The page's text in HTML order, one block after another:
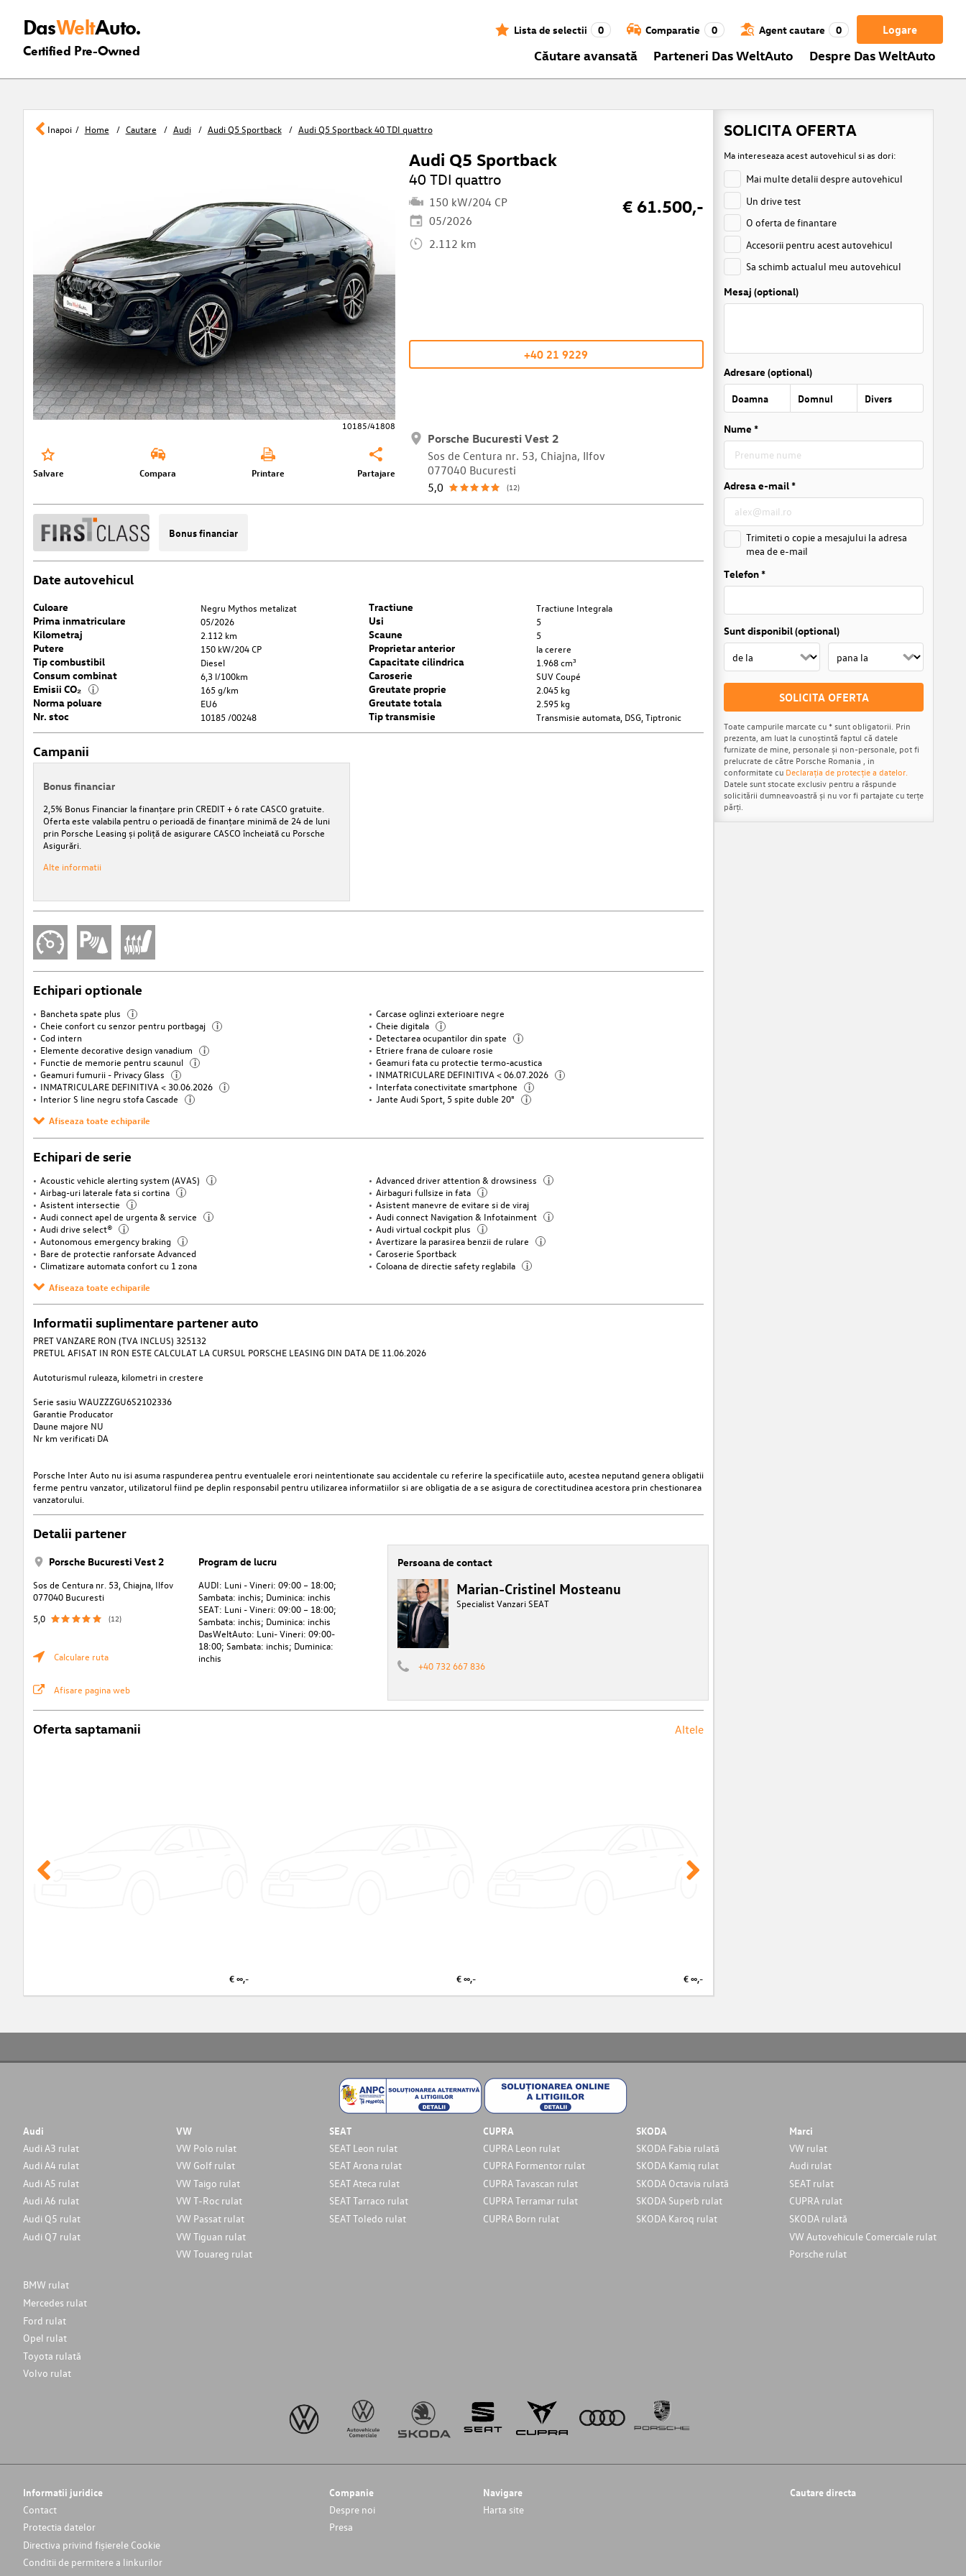
DasWeltAuto.
Certified Pre-Owned
Logare
Lista de selectii 0 Comparatie 0 Agent cautare 0
Căutare avansată Parteneri Das WeltAuto Despre Das WeltAuto
Inapoi Home Cautare Audi Audi Q5 Sportback Audi Q5 Sportback 40 TDI quattro
10185/41808
Audi Q5 Sportback
40 TDI quattro
150 kW/204 CP
05/2026
2.112 km
€ 61.500,-
+40 21 9229
Porsche Bucuresti Vest 2
Sos de Centura nr. 53, Chiajna, Ilfov
077040 Bucuresti
5,0
(12)
Salvare Compara Printare Partajare
Bonus financiar
Date autovehicul
Culoare Negru Mythos metalizat
Prima inmatriculare 05/2026
Kilometraj 2.112 km
Putere 150 kW/204 CP
Tip combustibil Diesel
Consum combinat 6,3 l/100km
Emisii CO₂ i 165 g/km
Norma poluare EU6
Nr. stoc 10185 /00248
Tractiune Tractiune Integrala
Usi 5
Scaune 5
Proprietar anterior la cerere
Capacitate cilindrica 1.968 cm³
Caroserie SUV Coupé
Greutate proprie 2.045 kg
Greutate totala 2.595 kg
Tip transmisie Transmisie automata, DSG, Tiptronic
Campanii
Bonus financiar
2,5% Bonus Financiar la finanțare prin CREDIT + 6 rate CASCO gratuite.
Oferta este valabila pentru o perioadă de finanțare minimă de 24 de luni
prin Porsche Leasing și poliță de asigurare CASCO încheiată cu Porsche
Asigurări.
Alte informatii
Echipari optionale
Bancheta spate plus i
Carcase oglinzi exterioare negre
Cheie confort cu senzor pentru portbagaj
i Cheie digitala i
Cod intern Detectarea ocupantilor din spate i
Elemente decorative design vanadium i
Etriere frana de culoare rosie
Functie de memorie pentru scaunul
i
Geamuri fata cu protectie termo-acustica
Geamuri fumurii - Privacy Glass
i INMATRICULARE DEFINITIVA < 06.07.2026 i
INMATRICULARE DEFINITIVA < 30.06.2026 i Interfata conectivitate smartphone i
Interior S line negru stofa Cascade i Jante Audi Sport, 5 spite duble 20" i
Afiseaza toate echiparile
Echipari de serie
Acoustic vehicle alerting system (AVAS) i Advanced driver attention & drowsiness i
Airbag-uri laterale fata si cortina i Airbaguri fullsize in fata i
Asistent intersectie i
Asistent manevre de evitare si de viraj
Audi connect apel de urgenta & service
i Audi connect Navigation & Infotainment i
Audi drive select® i Audi virtual cockpit plus i
Autonomous emergency braking i Avertizare la parasirea benzii de rulare i
Bare de protectie ranforsate Advanced
Caroserie Sportback
Climatizare automata confort cu 1 zona
Coloana de directie safety reglabila i
Afiseaza toate echiparile
Informatii suplimentare partener auto
PRET VANZARE RON (TVA INCLUS) 325132
PRETUL AFISAT IN RON ESTE CALCULAT LA CURSUL PORSCHE LEASING DIN DATA DE 11.06.2026
Autoturismul ruleaza, kilometri in crestere
Serie sasiu WAUZZZGU6S2102336
Garantie Producator
Daune majore NU
Nr km verificati DA
Porsche Inter Auto nu isi asuma raspunderea pentru eventualele erori neintentionate sau accidentale cu referire la specificatiile auto, acestea neputand genera obligatii
ferme pentru vanzator, utilizatorul fiind pe deplin responsabil pentru utilizarea informatiilor si are obligatia de a se asigura de corectitudinea acestora prin chestionarea
vanzatorului.
Detalii partener
Porsche Bucuresti Vest 2
Sos de Centura nr. 53, Chiajna, Ilfov
077040 Bucuresti
5,0
(12)
Calculare ruta
Afisare pagina web
Program de lucru
AUDI: Luni - Vineri: 09:00 – 18:00;
Sambata: inchis; Duminica: inchis
SEAT: Luni - Vineri: 09:00 – 18:00;
Sambata: inchis; Duminica: inchis
DasWeltAuto: Luni- Vineri: 09:00-
18:00; Sambata: inchis; Duminica:
inchis
Persoana de contact
Marian-Cristinel Mosteanu
Specialist Vanzari SEAT
+40 732 667 836
Oferta saptamanii Altele
€ ∞,- € ∞,- € ∞,-
SOLICITA OFERTA
Ma intereseaza acest autovehicul si as dori:
Mai multe detalii despre autovehicul
Un drive test
O oferta de finantare
Accesorii pentru acest autovehicul
Sa schimb actualul meu autovehicul
Mesaj (optional)
Adresare (optional)
Doamna Domnul Divers
Nume *
Adresa e-mail *
Trimiteti o copie a mesajului la adresa
mea de e-mail
Telefon *
Sunt disponibil (optional)
SOLICITA OFERTA
Toate campurile marcate cu * sunt obligatorii. Prin
prezenta, am luat la cunoștintă faptul că datele
furnizate de mine, personale și non-personale, pot fi
prelucrate de către Porsche Romania , in
conformitate cu Declarația de protecție a datelor.
Datele sunt stocate exclusiv pentru a răspunde
solicitării dumneavoastră și nu vor fi partajate cu terțe
părți.
Audi
Audi A3 rulat
Audi A4 rulat
Audi A5 rulat
Audi A6 rulat
Audi Q5 rulat
Audi Q7 rulat
VW
VW Polo rulat
VW Golf rulat
VW Taigo rulat
VW T-Roc rulat
VW Passat rulat
VW Tiguan rulat
VW Touareg rulat
SEAT
SEAT Leon rulat
SEAT Arona rulat
SEAT Ateca rulat
SEAT Tarraco rulat
SEAT Toledo rulat
CUPRA
CUPRA Leon rulat
CUPRA Formentor rulat
CUPRA Tavascan rulat
CUPRA Terramar rulat
CUPRA Born rulat
SKODA
SKODA Fabia rulată
SKODA Kamiq rulat
SKODA Octavia rulată
SKODA Superb rulat
SKODA Karoq rulat
Marci
VW rulat
Audi rulat
SEAT rulat
CUPRA rulat
SKODA rulată
VW Autovehicule Comerciale rulat
Porsche rulat
BMW rulat
Mercedes rulat
Ford rulat
Opel rulat
Toyota rulată
Volvo rulat
Informatii juridice
Contact
Protectia datelor
Directiva privind fișierele Cookie
Conditii de permitere a linkurilor
Companie
Despre noi
Presa
Navigare
Harta site
Cautare directa